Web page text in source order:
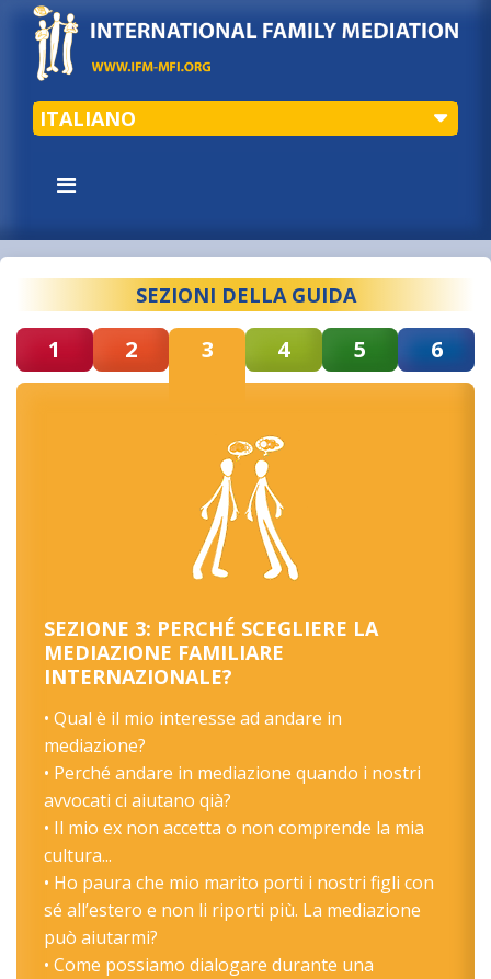
ITALIANO
SEZIONI DELLA GUIDA
1 2 3 4 5 6
SEZIONE 3: PERCHÉ SCEGLIERE LA
MEDIAZIONE FAMILIARE
INTERNAZIONALE?
• Qual è il mio interesse ad andare in
mediazione?
• Perché andare in mediazione quando i nostri
avvocati ci aiutano qià?
• Il mio ex non accetta o non comprende la mia
cultura...
• Ho paura che mio marito porti i nostri figli con
sé all’estero e non li riporti più. La mediazione
può aiutarmi?
• Come possiamo dialogare durante una